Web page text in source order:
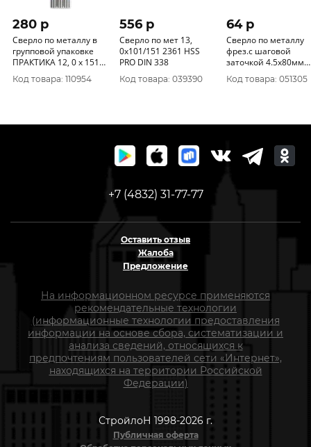
280 p
Сверло по металлу в
групповой упаковке
ПРАКТИКА 12, 0 x 151
мм (5 шт) пластиковая
коробка 915-922
Код товара: 110954
556 p
Сверло по мет 13,
0х101/151 2361 HSS
PRO DIN 338
Код товара: 039390
64 p
Сверло по металлу
фрез.с шаговой
заточкой 4.5х80мм
"Hardcore" Step
140045
Код товара: 051305
+7 (4832) 31-77-77
Оставить отзыв
Жалоба
Предложение
На информационном ресурсе применяются
рекомендательные технологии
(информационные технологии предоставления
информации на основе сбора, систематизации и
анализа сведений, относящихся к
предпочтениям пользователей сети «Интернет»,
находящихся на территории Российской
Федерации)
СтройлоН 1998-2026 г.
Публичная оферта